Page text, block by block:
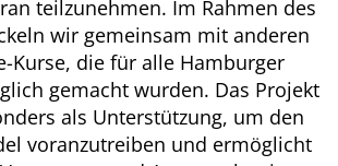
teilzunehmen. Im Rahmen des
wir gemeinsam mit anderen
Kurse, die für alle Hamburger
gemacht wurden. Das Projekt
als Unterstützung, um den
voranzutreiben und ermöglicht